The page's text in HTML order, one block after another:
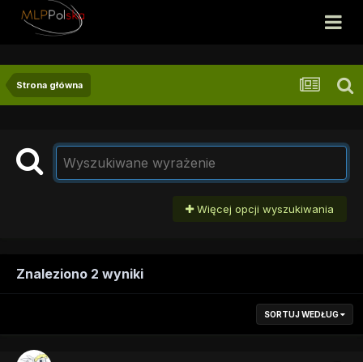
Strona główna
Więcej opcji wyszukiwania
Znaleziono 2 wyniki
SORTUJ WEDŁUG